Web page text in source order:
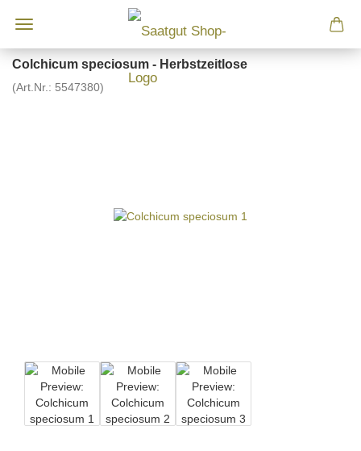
Colchicum speciosum - Herbstzeitlose
(Art.Nr.: 5547380)